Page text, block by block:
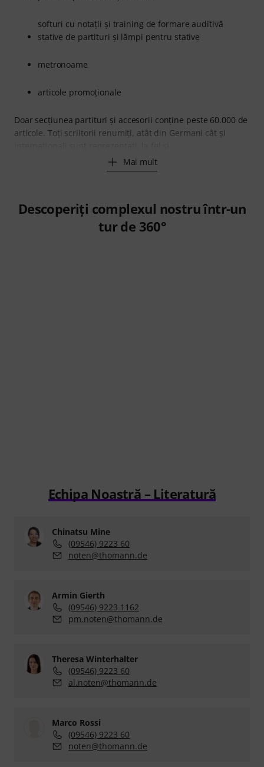
softuri cu notații și training de formare auditivă
stative de partituri și lămpi pentru stative
metronoame
articole promoționale
Doar secțiunea partituri și accesorii conține peste 60.000 de
articole. Toți scriitorii renumiți, atât din Germani cât și
Mai mult
Descoperiți complexul nostru într-un
tur de 360°
Echipa Noastră – Literatură
Chinatsu Mine
(09546) 9223 60
noten@thomann.de
Armin Gierth
(09546) 9223 1162
pm.noten@thomann.de
Theresa Winterhalter
(09546) 9223 60
al.noten@thomann.de
Marco Rossi
(09546) 9223 60
noten@thomann.de